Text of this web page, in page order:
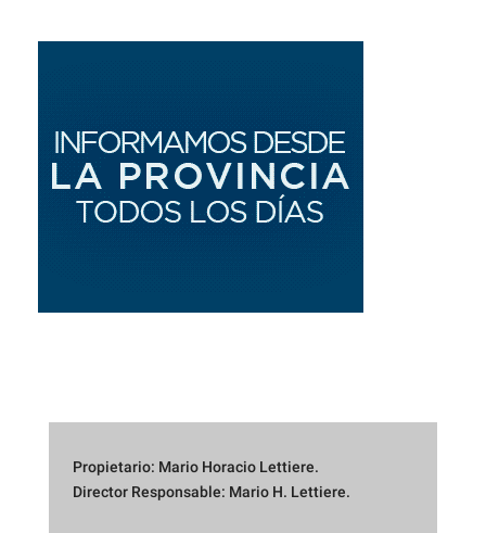
Propietario: Mario Horacio Lettiere.
Director Responsable: Mario H. Lettiere.